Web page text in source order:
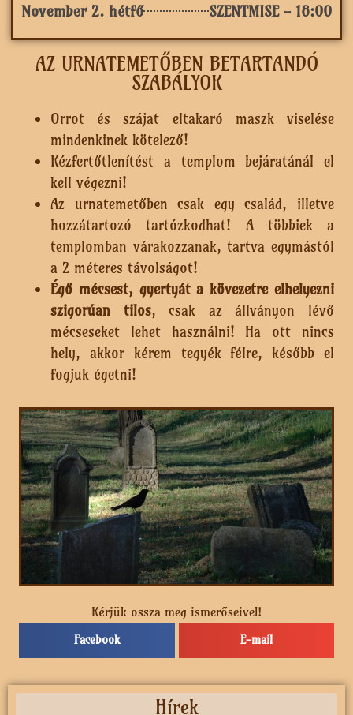
November 2. hétfő SZENTMISE - 18:00
AZ URNATEMETŐBEN BETARTANDÓ
SZABÁLYOK
Orrot és szájat eltakaró maszk viselése
mindenkinek kötelező!
Kézfertőtlenítést a templom bejáratánál el
kell végezni!
Az urnatemetőben csak egy család, illetve
hozzátartozó tartózkodhat! A többiek a
templomban várakozzanak, tartva egymástól
a 2 méteres távolságot!
Égő mécsest, gyertyát a kövezetre elhelyezni
szigorúan tilos, csak az állványon lévő
mécseseket lehet használni! Ha ott nincs
hely, akkor kérem tegyék félre, később el
fogjuk égetni!
Kérjük ossza meg ismerőseivel!
Facebook E-mail
Hírek